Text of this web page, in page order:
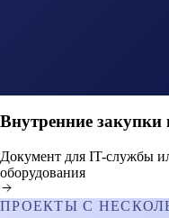
Внутренние закупки
Документ для IT-службы
оборудования
ПРОЕКТЫ С